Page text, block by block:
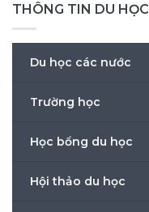
THÔNG TIN DU HỌC
Du học các nước
Trường học
Học bổng du học
Hội thảo du học